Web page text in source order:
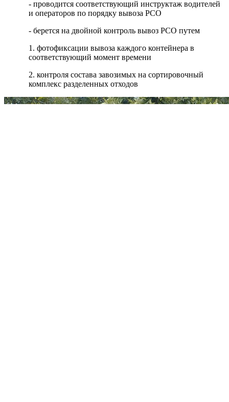
- проводится соответствующий инструктаж водителей
и операторов по порядку вывоза РСО
- берется на двойной контроль вывоз РСО путем
1. фотофиксации вывоза каждого контейнера в
соответствующий момент времени
2. контроля состава завозимых на сортировочный
комплекс разделенных отходов